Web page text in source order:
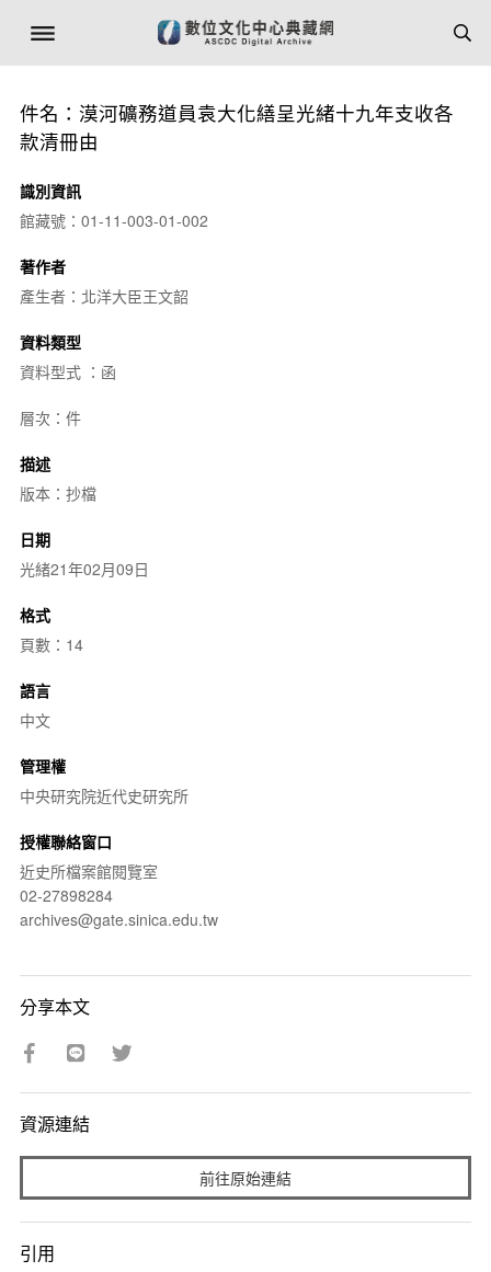
件名：漠河礦務道員袁大化繕呈光緒十九年支收各
款清冊由
識別資訊
館藏號：01-11-003-01-002
著作者
產生者：北洋大臣王文韶
資料類型
資料型式 ：函
層次：件
描述
版本：抄檔
日期
光緒21年02月09日
格式
頁數：14
語言
中文
管理權
中央研究院近代史研究所
授權聯絡窗口
近史所檔案館閱覽室
02-27898284
archives@gate.sinica.edu.tw
分享本文
資源連結
前往原始連結
引用